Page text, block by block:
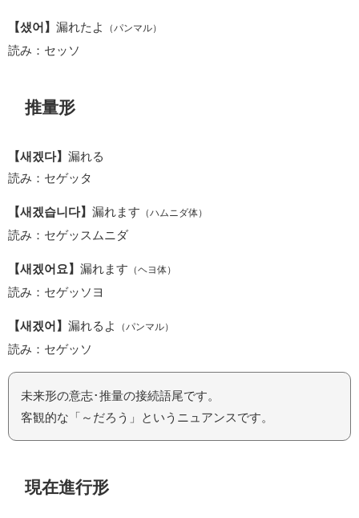
【샜어】 漏れたよ （パンマル）
読み：セッソ
推量形
【새겠다】 漏れる
読み：セゲッタ
【새겠습니다】 漏れます （ハムニダ体）
読み：セゲッスムニダ
【새겠어요】 漏れます （ヘヨ体）
読み：セゲッソヨ
【새겠어】 漏れるよ （パンマル）
読み：セゲッソ
未来形の意志･推量の接続語尾です。
客観的な「～だろう」というニュアンスです。
現在進行形